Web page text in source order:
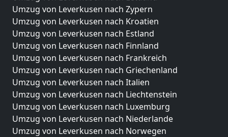
Umzug von Leverkusen nach Zypern
Umzug von Leverkusen nach Kroatien
Umzug von Leverkusen nach Estland
Umzug von Leverkusen nach Finnland
Umzug von Leverkusen nach Frankreich
Umzug von Leverkusen nach Griechenland
Umzug von Leverkusen nach Italien
Umzug von Leverkusen nach Liechtenstein
Umzug von Leverkusen nach Luxemburg
Umzug von Leverkusen nach Niederlande
Umzug von Leverkusen nach Norwegen